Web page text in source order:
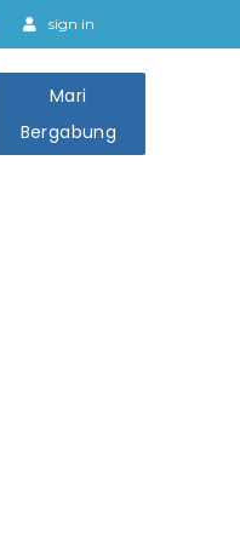
sign in
Mari
Bergabung